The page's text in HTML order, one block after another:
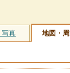
写真 地図・